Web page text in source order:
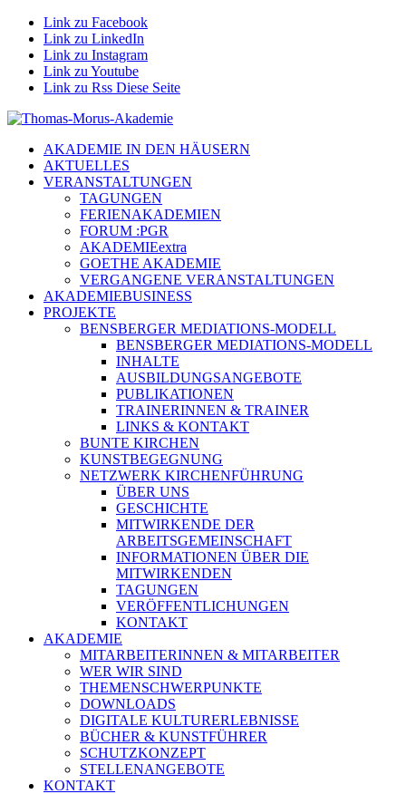
Link zu Facebook
Link zu LinkedIn
Link zu Instagram
Link zu Youtube
Link zu Rss Diese Seite
AKADEMIE IN DEN HÄUSERN
AKTUELLES
VERANSTALTUNGEN
TAGUNGEN
FERIENAKADEMIEN
FORUM :PGR
AKADEMIEextra
GOETHE AKADEMIE
VERGANGENE VERANSTALTUNGEN
AKADEMIEBUSINESS
PROJEKTE
BENSBERGER MEDIATIONS-MODELL
BENSBERGER MEDIATIONS-MODELL
INHALTE
AUSBILDUNGSANGEBOTE
PUBLIKATIONEN
TRAINERINNEN & TRAINER
LINKS & KONTAKT
BUNTE KIRCHEN
KUNSTBEGEGNUNG
NETZWERK KIRCHENFÜHRUNG
ÜBER UNS
GESCHICHTE
MITWIRKENDE DER
ARBEITSGEMEINSCHAFT
INFORMATIONEN ÜBER DIE
MITWIRKENDEN
TAGUNGEN
VERÖFFENTLICHUNGEN
KONTAKT
AKADEMIE
MITARBEITERINNEN & MITARBEITER
WER WIR SIND
THEMENSCHWERPUNKTE
DOWNLOADS
DIGITALE KULTURERLEBNISSE
BÜCHER & KUNSTFÜHRER
SCHUTZKONZEPT
STELLENANGEBOTE
KONTAKT